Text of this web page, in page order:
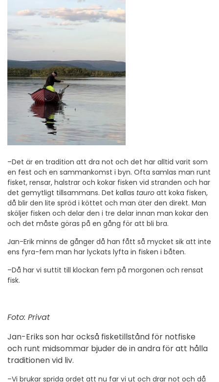
–Det är en tradition att dra not och det har alltid varit som
en fest och en sammankomst i byn. Ofta samlas man runt
fisket, rensar, halstrar och kokar fisken vid stranden och har
det gemytligt tillsammans. Det kallas tauro att koka fisken,
då blir den lite spröd i köttet och man äter den direkt. Man
sköljer fisken och delar den i tre delar innan man kokar den
och det måste göras på en gång för att bli bra.
Jan-Erik minns de gånger då han fått så mycket sik att inte
ens fyra-fem man har lyckats lyfta in fisken i båten.
–Då har vi suttit till klockan fem på morgonen och rensat
fisk.
Foto: Privat
Jan-Eriks son har också fisketillstånd för notfiske
och runt midsommar bjuder de in andra för att hålla
traditionen vid liv.
–Vi brukar sprida ordet att nu far vi ut och drar not och då